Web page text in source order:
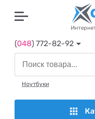
(048) 772-82-92
Ноутбуки